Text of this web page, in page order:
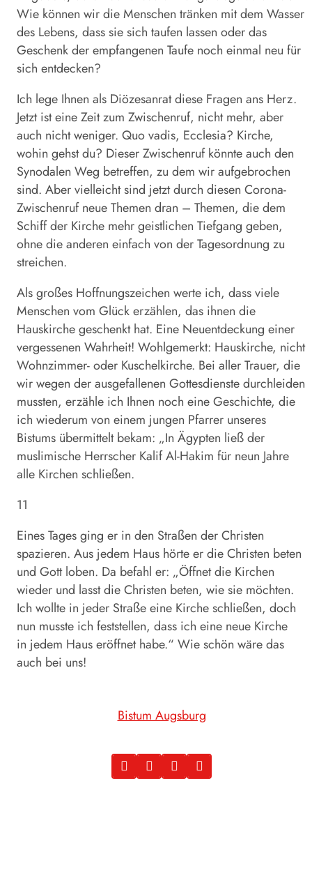
Wie können wir die Menschen tränken mit dem Wasser
des Lebens, dass sie sich taufen lassen oder das
Geschenk der empfangenen Taufe noch einmal neu für
sich entdecken?
Ich lege Ihnen als Diözesanrat diese Fragen ans Herz.
Jetzt ist eine Zeit zum Zwischenruf, nicht mehr, aber
auch nicht weniger. Quo vadis, Ecclesia? Kirche,
wohin gehst du? Dieser Zwischenruf könnte auch den
Synodalen Weg betreffen, zu dem wir aufgebrochen
sind. Aber vielleicht sind jetzt durch diesen Corona-
Zwischenruf neue Themen dran – Themen, die dem
Schiff der Kirche mehr geistlichen Tiefgang geben,
ohne die anderen einfach von der Tagesordnung zu
streichen.
Als großes Hoffnungszeichen werte ich, dass viele
Menschen vom Glück erzählen, das ihnen die
Hauskirche geschenkt hat. Eine Neuentdeckung einer
vergessenen Wahrheit! Wohlgemerkt: Hauskirche, nicht
Wohnzimmer- oder Kuschelkirche. Bei aller Trauer, die
wir wegen der ausgefallenen Gottesdienste durchleiden
mussten, erzähle ich Ihnen noch eine Geschichte, die
ich wiederum von einem jungen Pfarrer unseres
Bistums übermittelt bekam: „In Ägypten ließ der
muslimische Herrscher Kalif Al-Hakim für neun Jahre
alle Kirchen schließen.
11
Eines Tages ging er in den Straßen der Christen
spazieren. Aus jedem Haus hörte er die Christen beten
und Gott loben. Da befahl er: „Öffnet die Kirchen
wieder und lasst die Christen beten, wie sie möchten.
Ich wollte in jeder Straße eine Kirche schließen, doch
nun musste ich feststellen, dass ich eine neue Kirche
in jedem Haus eröffnet habe.“ Wie schön wäre das
auch bei uns!
Bistum Augsburg